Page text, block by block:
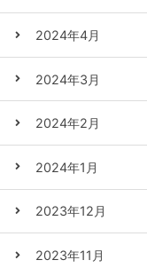
2024年4月
2024年3月
2024年2月
2024年1月
2023年12月
2023年11月